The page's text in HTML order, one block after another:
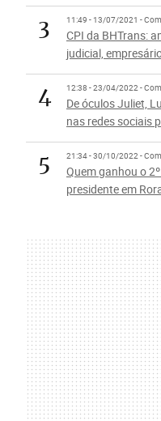
3 11:49 - 13/07/2021 -
CPI da BHTrans:
judicial,
4 12:38 - 23/04/2022 -
De óculos Juliet,
nas redes sociais
5 21:34 - 30/10/2022 -
Quem ganhou o
presidente em